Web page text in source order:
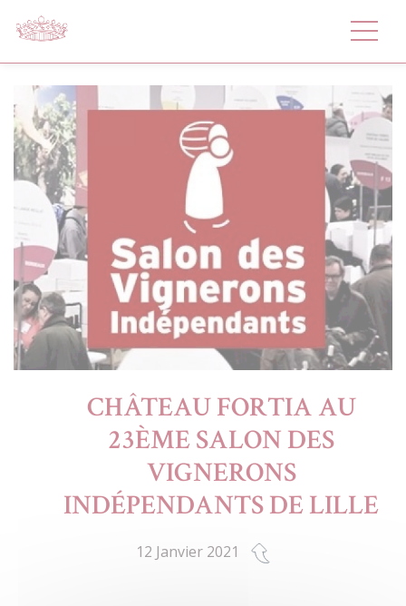
CHÂTEAU FORTIA AU
23ÈME SALON DES
VIGNERONS
INDÉPENDANTS DE LILLE
12 Janvier 2021